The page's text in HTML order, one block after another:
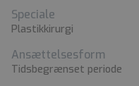
Speciale
Plastikkirurgi
Ansættelsesform
Tidsbegrænset periode